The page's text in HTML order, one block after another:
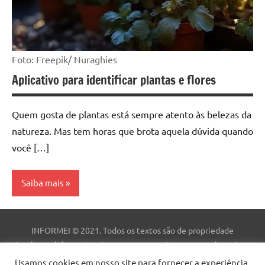
Foto: Freepik/ Nuraghies
Aplicativo para identificar plantas e flores
Quem gosta de plantas está sempre atento às belezas da
natureza. Mas tem horas que brota aquela dúvida quando
você […]
Saiba mais
INFORMEI © 2021. Todos os textos são de propriedade
intelectual deste site. As marcas comerciais, nomes e logotipos
são de propriedade de suas respectivas empresas. Este site não
Usamos cookies em nosso site para fornecer a experiência